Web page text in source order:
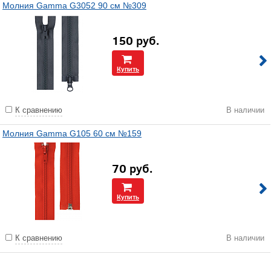
Молния Gamma G3052 90 см №309
150 руб.
Купить
К сравнению В наличии
Молния Gamma G105 60 см №159
70 руб.
Купить
К сравнению В наличии